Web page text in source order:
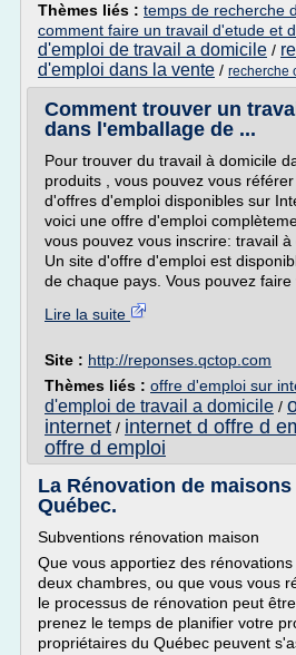
Thèmes liés : temps de recherche
comment faire un travail d'etude et
d'emploi de travail a domicile /
d'emploi dans la vente / recherche
Comment trouver un
dans l'emballage de ...
Pour trouver du travail à domicile
produits , vous pouvez vous
d'offres d'emploi disponibles sur
voici une offre d'emploi
vous pouvez vous inscrire: travail
Un site d'offre d'emploi est
de chaque pays. Vous pouvez faire
Lire la suite
Site : http://reponses.qctop.com
Thèmes liés : offre d'emploi sur
d'emploi de travail a domicile /
internet / internet d offre d
offre d emploi
La Rénovation de
Québec.
Subventions rénovation maison
Que vous apportiez des
deux chambres, ou que vous vous
le processus de rénovation peut
prenez le temps de planifier votre
propriétaires du Québec peuvent